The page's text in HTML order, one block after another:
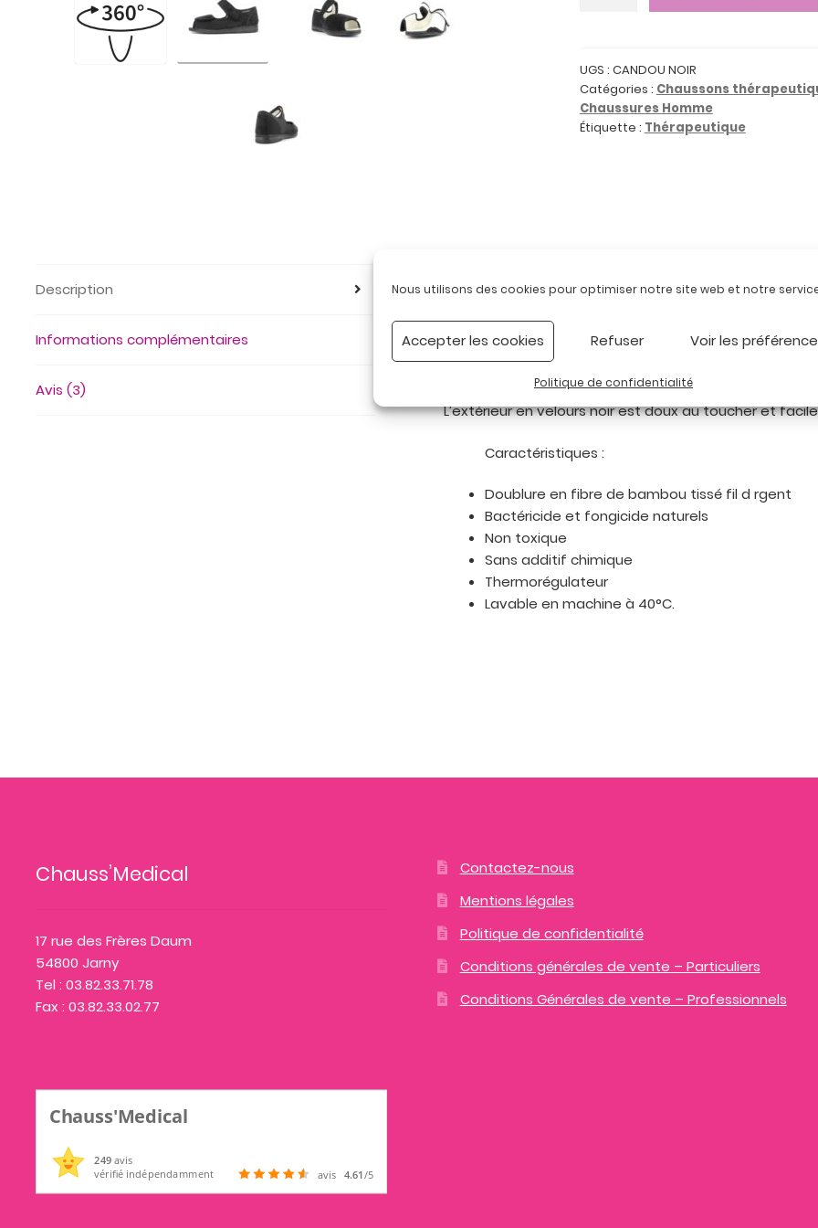
Nous utilisons des cookies pour optimiser notre site web et notre
Accepter les cookies Refuser Voir les
Politique de confidentialité
:
Chaussons
thérapeutiques
UGS : CANDOU NOIR
Catégories : Chaussons
Chaussures Homme
Étiquette : Thérapeutique
Description
Informations complémentaires
Avis (3)
Description
Les chaussons ajourés CANDOU sont légers et
Leur fermeture par deux bandes auto-agrippantes
La semelle intérieure amovible en Viscolatex à
L’extérieur en velours noir est doux au toucher et
Caractéristiques :
Doublure en fibre de bambou tissé fil d rgent
Bactéricide et fongicide naturels
Non toxique
Sans additif chimique
Thermorégulateur
Lavable en machine à 40°C.
Chauss’Medical
17 rue des Frères Daum
54800 Jarny
Tel : 03.82.33.71.78
Fax : 03.82.33.02.77
Chauss'Medical
249avis
vérifié indépendamment
avis 4.61/5
Contactez-nous
Mentions légales
Politique de confidentialité
Conditions générales de vente – Particuliers
Conditions Générales de vente – Professionnels